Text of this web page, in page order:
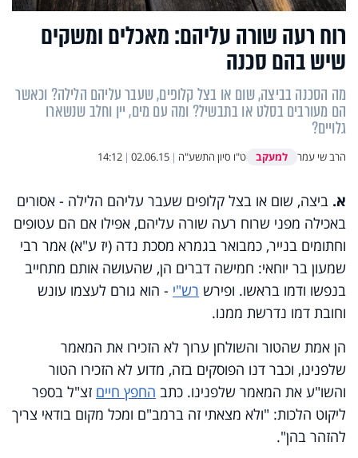
רוח רעה שורה עליהם: מאכלים ומשקים
שיש בהם סכנה
מה הסכנה בביצה, שום או בצל קלופים, שעבר עליהם הלילה? וכאשר
הם מעורבים בסלט או בתבשיל? ומה עם מים, יין וחלב שנשארו
גלויים?
הרב שי עמר למעקב ט"ו סיון התשע"ה |
02.06.15
|
14:12
א. ביצה, שום או בצל קלופים שעבר עליהם הלילה - אסורים
באכילה מפני שרוח רעה שורה עליהם, אפילו אם הם עטופים
וחתומים בנייר, כמבואר בגמרא מסכת נדה (יז ע"א) אמר רבי
שמעון בר יוחאי: חמישה דברים הן, שהעושה אותם מתחייב
בנפשו ודמו בראשו. ופירש רש"י - הוא גורם לעצמו עונש
וחובת דמו נדרשת ממנו.
הן אמת שהטור והשולחן ערוך לא הזכירו את המאמר
שלפנינו, וכבר דנו הפוסקים בזה, מדוע לא הזכירו הטור
והשו"ע את המאמר שלפנינו. כתב החפץ חיים זצ"ל בספר
ליקוט הלכות: "ולא מצאתי זה ברמב"ם ומכל מקום בודאי צריך
להזהר בהן".